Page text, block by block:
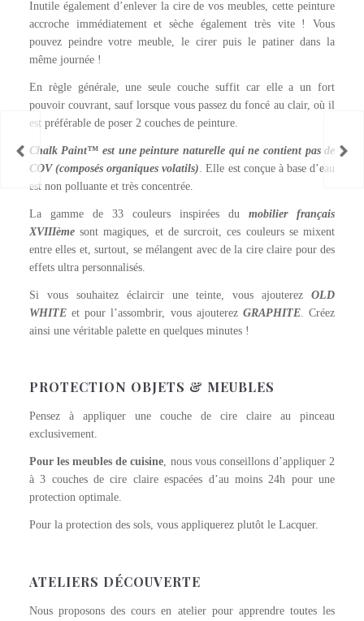
Inutile également d’enlever la cire de vos meubles, cette peinture
accroche immédiatement et sèche également très vite ! Vous
pouvez peindre votre meuble, le cirer puis le patiner dans la
même journée !
En règle générale, une seule couche suffit car elle a un fort
pouvoir couvrant, sauf lorsque vous passez du foncé au clair, où il
est préférable de poser 2 couches de peinture.
Chalk Paint™ est une peinture naturelle qui ne contient pas de
COV (composés organiques volatils) . Elle est conçue à base d’eau
est non polluante et très concentrée.
La gamme de 33 couleurs inspirées dumobilier français
XVIIIèmesont magiques, et de surcroit, ces couleurs se mixent
entre elles et, surtout, se mélangent avec de la cire claire pour des
effets ultra personnalisés.
Si vous souhaitez éclaircir une teinte, vous ajouterezOLD
WHITEet pour l’assombrir, vous ajouterez GRAPHITE. Créez
ainsi une véritable palette en quelques minutes !
PROTECTION OBJETS & MEUBLES
Pensez à appliquer une couche de cire claire au pinceau
exclusivement.
Pour les meubles de cuisine, nous vous conseillons d’appliquer 2
à 3 couches de cire claire espacées d’au moins 24h pour une
protection optimale.
Pour la protection des sols, vous appliquerez plutôt le Lacquer.
ATELIERS DÉCOUVERTE
Nous proposons des cours en atelier pour apprendre toutes les